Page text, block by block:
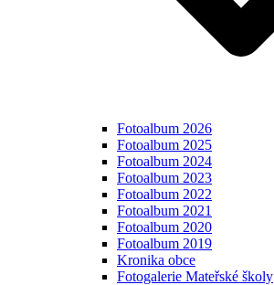
Fotoalbum 2026
Fotoalbum 2025
Fotoalbum 2024
Fotoalbum 2023
Fotoalbum 2022
Fotoalbum 2021
Fotoalbum 2020
Fotoalbum 2019
Kronika obce
Fotogalerie Mateřské školy